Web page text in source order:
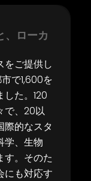
、ローカ
をご提供し
で1,600を
た。 120
、 20以
際的なスタ
学、生物
す。そのた
にも対応す